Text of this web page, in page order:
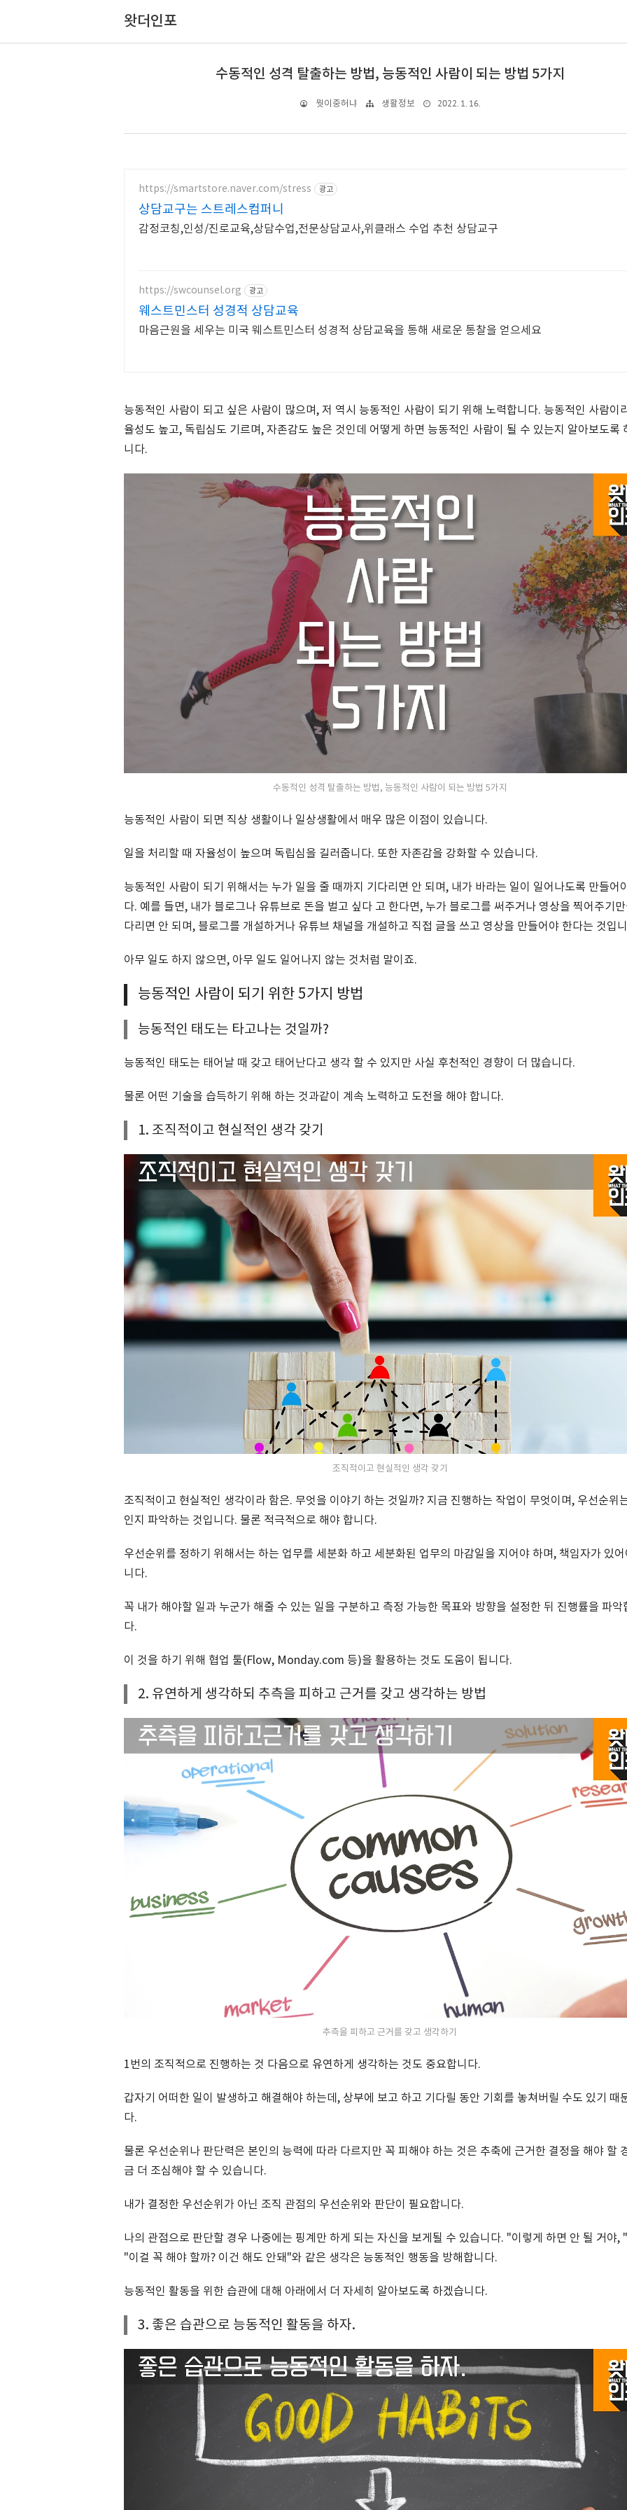
왓더인포
수동적인 성격 탈출하는 방법, 능동적인 사람이 되는 방법 5가지
뭣이중허냐 생활정보 2022. 1. 16.
https://smartstore.naver.com/stress 광고
상담교구는 스트레스컴퍼니
감정코칭,인성/진로교육,상담수업,전문상담교사,위클래스 수업 추천 상담교구
https://swcounsel.org 광고
웨스트민스터 성경적 상담교육
마음근원을 세우는 미국 웨스트민스터 성경적 상담교육을 통해 새로운 통찰을 얻으세요
능동적인 사람이 되고 싶은 사람이 많으며, 저 역시 능동적인 사람이 되기 위해 노력합니다. 능동적인 사람이
율성도 높고, 독립심도 기르며, 자존감도 높은 것인데 어떻게 하면 능동적인 사람이 될 수 있는지 알아보도록
니다.
수동적인 성격 탈출하는 방법, 능동적인 사람이 되는 방법 5가지
능동적인 사람이 되면 직상 생활이나 일상생활에서 매우 많은 이점이 있습니다.
일을 처리할 때 자율성이 높으며 독립심을 길러줍니다. 또한 자존감을 강화할 수 있습니다.
능동적인 사람이 되기 위해서는 누가 일을 줄 때까지 기다리면 안 되며, 내가 바라는 일이 일어나도록 만들어
다. 예를 들면, 내가 블로그나 유튜브로 돈을 벌고 싶다 고 한다면, 누가 블로그를 써주거나 영상을 찍어주기
다리면 안 되며, 블로그를 개설하거나 유튜브 채널을 개설하고 직접 글을 쓰고 영상을 만들어야 한다는 것입
아무 일도 하지 않으면, 아무 일도 일어나지 않는 것처럼 말이죠.
능동적인 사람이 되기 위한 5가지 방법
능동적인 태도는 타고나는 것일까?
능동적인 태도는 태어날 때 갖고 태어난다고 생각 할 수 있지만 사실 후천적인 경향이 더 많습니다.
물론 어떤 기술을 습득하기 위해 하는 것과같이 계속 노력하고 도전을 해야 합니다.
1. 조직적이고 현실적인 생각 갖기
조직적이고 현실적인 생각 갖기
조직적이고 현실적인 생각이라 함은. 무엇을 이야기 하는 것일까? 지금 진행하는 작업이 무엇이며, 우선순위
인지 파악하는 것입니다. 물론 적극적으로 해야 합니다.
우선순위를 정하기 위해서는 하는 업무를 세분화 하고 세분화된 업무의 마감일을 지어야 하며, 책임자가 있
니다.
꼭 내가 해야할 일과 누군가 해줄 수 있는 일을 구분하고 측정 가능한 목표와 방향을 설정한 뒤 진행률을 파악
다.
이 것을 하기 위해 협업 툴(Flow, Monday.com 등)을 활용하는 것도 도움이 됩니다.
2. 유연하게 생각하되 추측을 피하고 근거를 갖고 생각하는 방법
추측을 피하고 근거를 갖고 생각하기
1번의 조직적으로 진행하는 것 다음으로 유연하게 생각하는 것도 중요합니다.
갑자기 어떠한 일이 발생하고 해결해야 하는데, 상부에 보고 하고 기다릴 동안 기회를 놓쳐버릴 수도 있기 때
다.
물론 우선순위나 판단력은 본인의 능력에 따라 다르지만 꼭 피해야 하는 것은 추축에 근거한 결정을 해야 할
금 더 조심해야 할 수 있습니다.
내가 결정한 우선순위가 아닌 조직 관점의 우선순위와 판단이 필요합니다.
나의 관점으로 판단할 경우 나중에는 핑계만 하게 되는 자신을 보게될 수 있습니다. "이렇게 하면 안 될 거야,
"이걸 꼭 해야 할까? 이건 해도 안돼"와 같은 생각은 능동적인 행동을 방해합니다.
능동적인 활동을 위한 습관에 대해 아래에서 더 자세히 알아보도록 하겠습니다.
3. 좋은 습관으로 능동적인 활동을 하자.